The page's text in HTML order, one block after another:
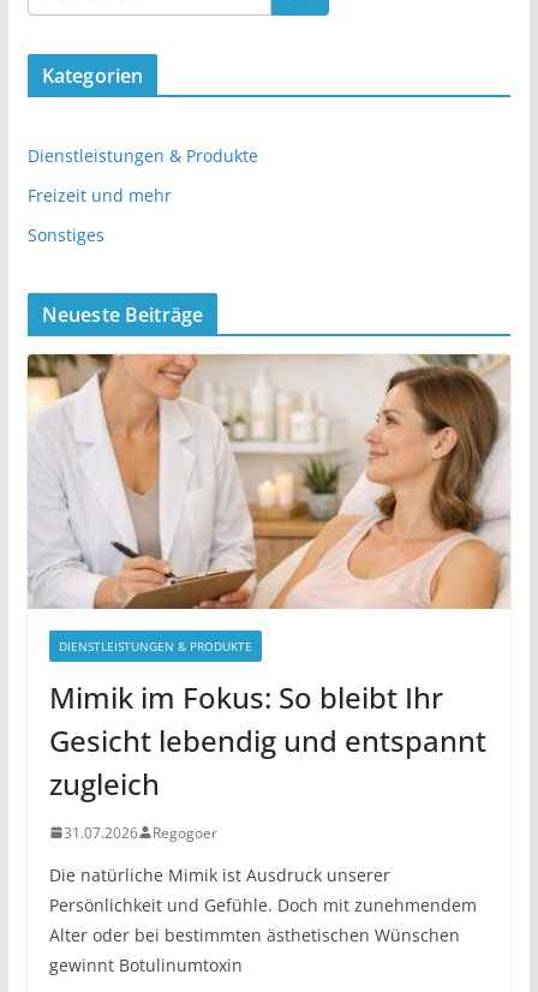
Kategorien
Dienstleistungen & Produkte
Freizeit und mehr
Sonstiges
Neueste Beiträge
DIENSTLEISTUNGEN & PRODUKTE
Mimik im Fokus: So bleibt Ihr
Gesicht lebendig und entspannt
zugleich
31.07.2026 Regogoer
Die natürliche Mimik ist Ausdruck unserer
Persönlichkeit und Gefühle. Doch mit zunehmendem
Alter oder bei bestimmten ästhetischen Wünschen
gewinnt Botulinumtoxin